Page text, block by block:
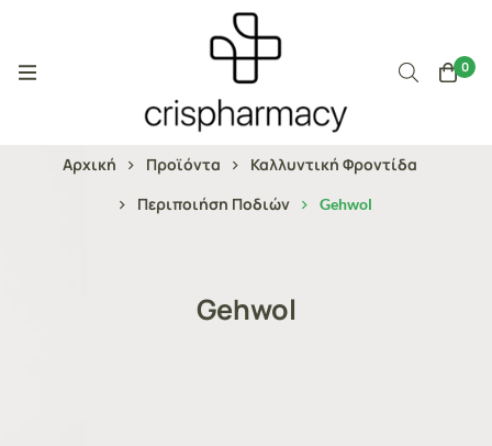
0
Αρχική Προϊόντα
Καλλυντική Φροντίδα
Περιποιήση Ποδιών
Gehwol
Gehwol